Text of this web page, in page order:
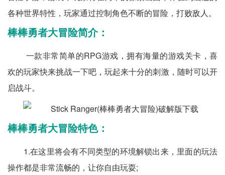
各种世界特性，玩家通过控制角色不断的冒险，打败敌人。
棒棒勇者大冒险简介：
一款非常简单的RPG游戏，拥有海量的游戏关卡，喜
欢的玩家快来挑战一下吧，玩起来十分的刺激，随时可以开
启战斗。
棒棒勇者大冒险特色：
1.在这里将会有不同类型的环境解锁出来，里面的玩法
操作都是非常流畅的，让你自由玩耍;